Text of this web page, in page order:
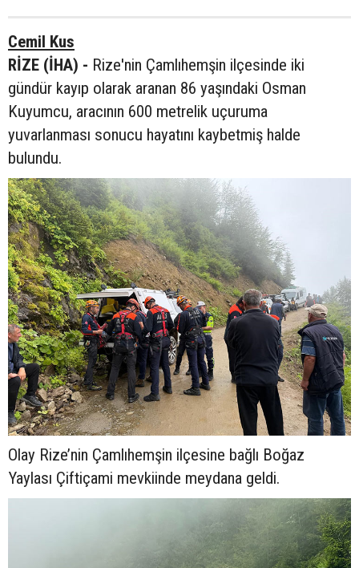
Cemil Kus
RİZE (İHA) - Rize'nin Çamlıhemşin ilçesinde iki
gündür kayıp olarak aranan 86 yaşındaki Osman
Kuyumcu, aracının 600 metrelik uçuruma
yuvarlanması sonucu hayatını kaybetmiş halde
bulundu.
Olay Rize’nin Çamlıhemşin ilçesine bağlı Boğaz
Yaylası Çiftiçami mevkiinde meydana geldi.